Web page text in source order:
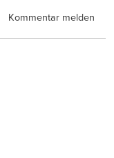
Kommentar melden